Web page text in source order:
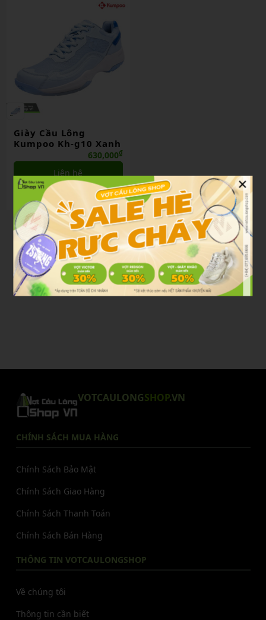
Giày Cầu Lông
Kumpoo Kh-g10 Xanh
630,000₫
Liên hệ
So sánh
VOTCAULONGSHOP.VN
CHÍNH SÁCH MUA HÀNG
Chính Sách Bảo Mật
Chính Sách Giao Hàng
Chính Sách Thanh Toán
Chính Sách Bán Hàng
THÔNG TIN VOTCAULONGSHOP
Về chúng tôi
Thông tin cần biết
×